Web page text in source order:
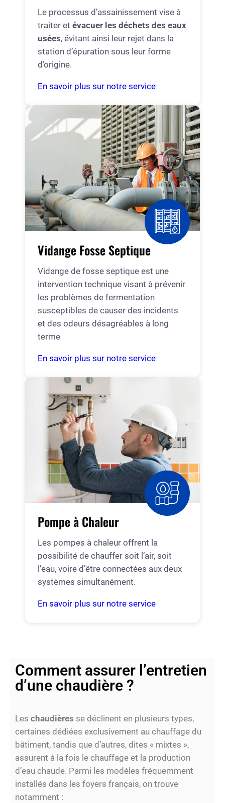
Le processus d’assainissement vise à
traiter et évacuer les déchets des eaux
usées, évitant ainsi leur rejet dans la
station d’épuration sous leur forme
d’origine.
En savoir plus sur notre service
Vidange Fosse Septique
Vidange de fosse septique est une
intervention technique visant à prévenir
les problèmes de fermentation
susceptibles de causer des incidents
et des odeurs désagréables à long
terme
En savoir plus sur notre service
Pompe à Chaleur
Les pompes à chaleur offrent la
possibilité de chauffer soit l’air, soit
l’eau, voire d’être connectées aux deux
systèmes simultanément.
En savoir plus sur notre service
Comment assurer l’entretien
d’une chaudière ?
Les chaudières se déclinent en plusieurs types,
certaines dédiées exclusivement au chauffage du
bâtiment, tandis que d’autres, dites « mixtes »,
assurent à la fois le chauffage et la production
d’eau chaude. Parmi les modèles fréquemment
installés dans les foyers français, on trouve
notamment :